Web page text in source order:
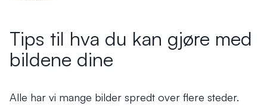
Tips til hva du kan gjøre med
bildene dine
Alle har vi mange bilder spredt over flere steder.